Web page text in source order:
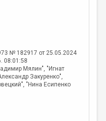
№ 182917 от 25.05.2024
08:01:58
Мялин", "Игнат
Закуренко",
"Нина Есипенко